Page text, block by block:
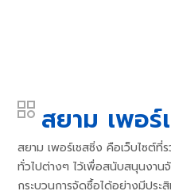
สยาม เพอร์
สยาม เพอร์เชสซิ่ง คือเว็บไซต์
ทั่วไปต่างๆ ไว้เพื่อสนับสนุนงาน
กระบวนการจัดซื้อได้อย่างมีปร